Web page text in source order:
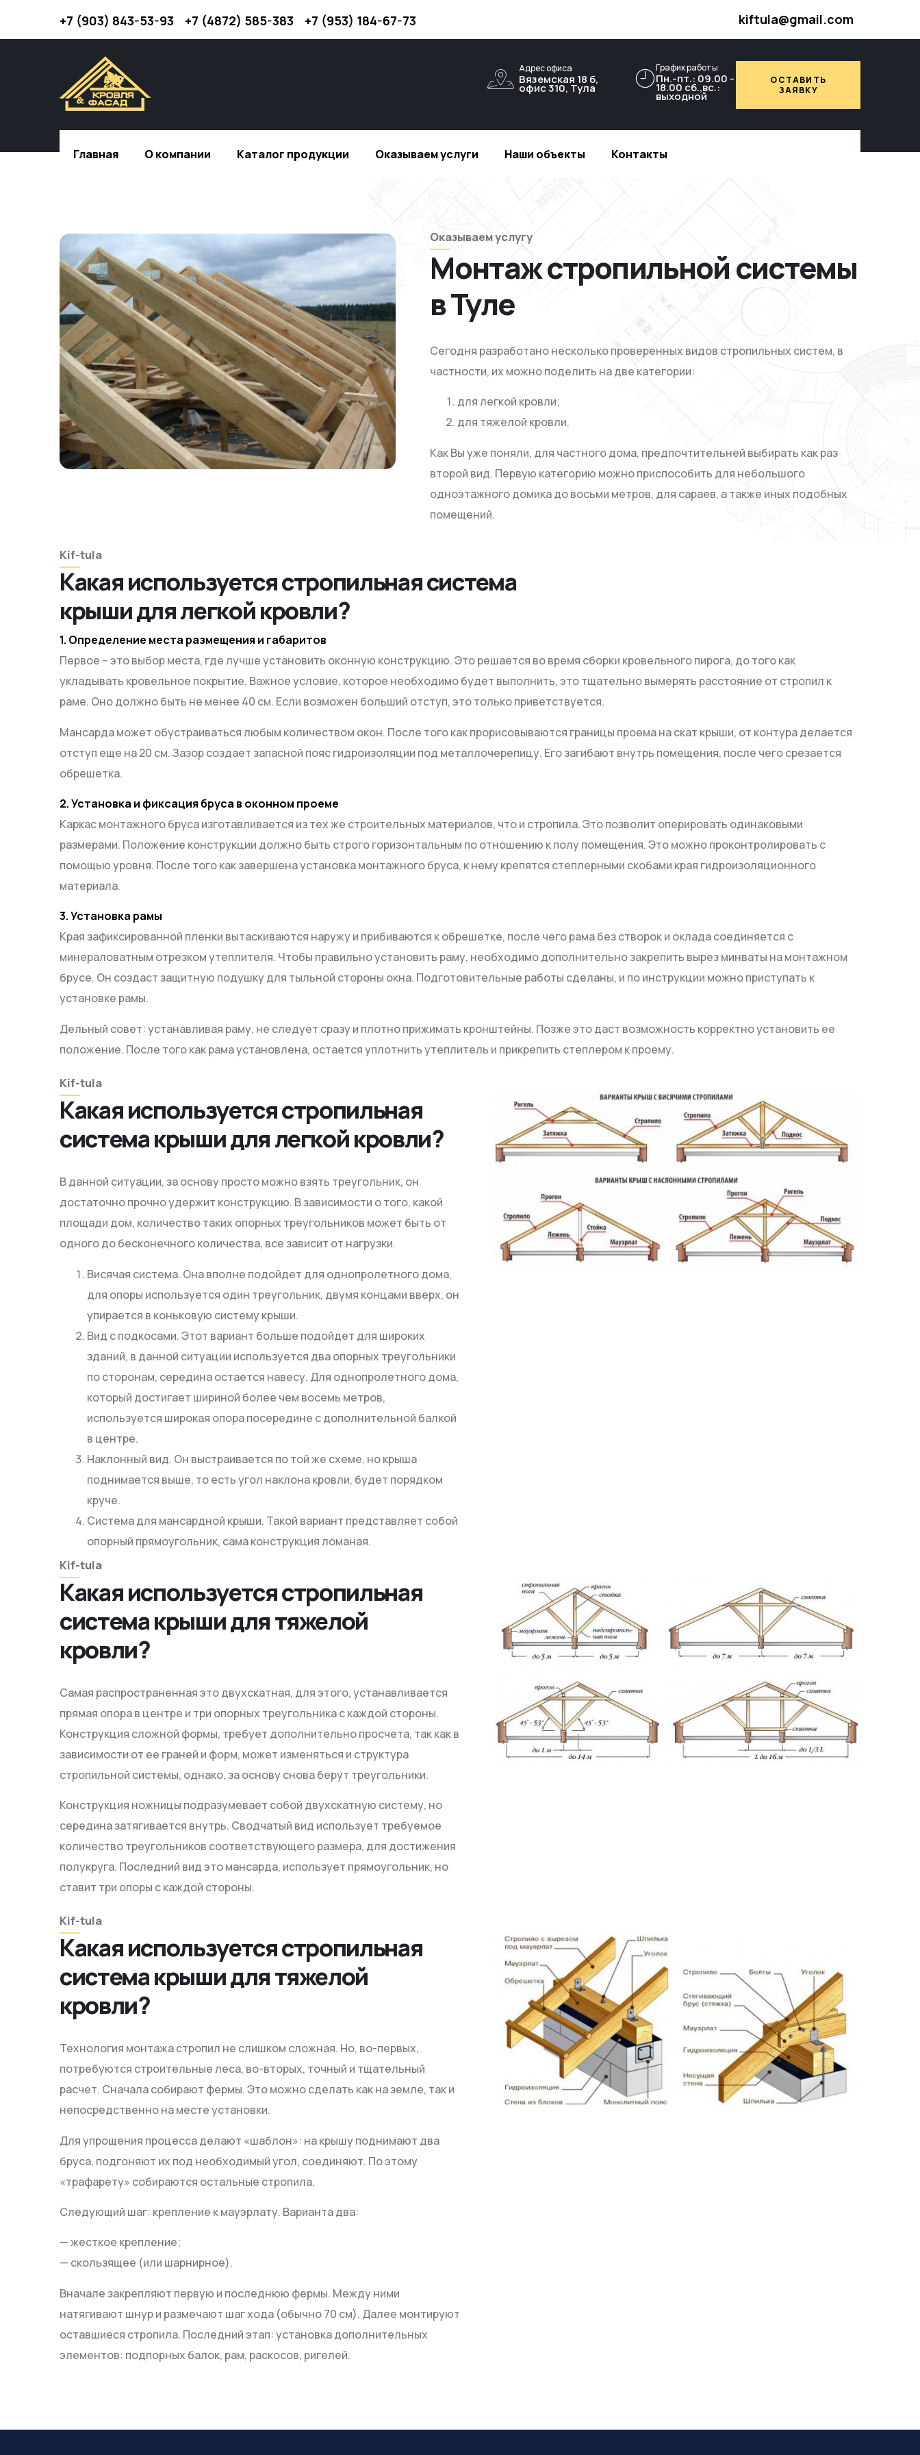
+7 (903) 843-53-93 +7 (4872) 585-383 +7 (953) 184-67-73 kiftula@gmail.com
Адрес офиса
Вяземская 18 б,
офис 310, Тула
График работы
Пн.-пт.: 09.00 -
18.00 сб.,вс.:
выходной
ОСТАВИТЬ
ЗАЯВКУ
Главная О компании Каталог продукции Оказываем услуги Наши объекты Контакты
Оказываем услугу
Монтаж стропильной системы
в Туле
Сегодня разработано несколько проверенных видов стропильных систем, в
частности, их можно поделить на две категории:
для легкой кровли;
для тяжелой кровли.
Как Вы уже поняли, для частного дома, предпочтительней выбирать как раз
второй вид. Первую категорию можно приспособить для небольшого
одноэтажного домика до восьми метров, для сараев, а также иных подобных
помещений.
Kif-tula
Какая используется стропильная система
крыши для легкой кровли?
1. Определение места размещения и габаритов
Первое – это выбор места, где лучше установить оконную конструкцию. Это решается во время сборки кровельного пирога, до того как
укладывать кровельное покрытие. Важное условие, которое необходимо будет выполнить, это тщательно вымерять расстояние от стропил к
раме. Оно должно быть не менее 40 см. Если возможен больший отступ, это только приветствуется.
Мансарда может обустраиваться любым количеством окон. После того как прорисовываются границы проема на скат крыши, от контура делается
отступ еще на 20 см. Зазор создает запасной пояс гидроизоляции под металлочерепицу. Его загибают внутрь помещения, после чего срезается
обрешетка.
2. Установка и фиксация бруса в оконном проеме
Каркас монтажного бруса изготавливается из тех же строительных материалов, что и стропила. Это позволит оперировать одинаковыми
размерами. Положение конструкции должно быть строго горизонтальным по отношению к полу помещения. Это можно проконтролировать с
помощью уровня. После того как завершена установка монтажного бруса, к нему крепятся степлерными скобами края гидроизоляционного
материала.
3. Установка рамы
Края зафиксированной пленки вытаскиваются наружу и прибиваются к обрешетке, после чего рама без створок и оклада соединяется с
минераловатным отрезком утеплителя. Чтобы правильно установить раму, необходимо дополнительно закрепить вырез минваты на монтажном
брусе. Он создаст защитную подушку для тыльной стороны окна. Подготовительные работы сделаны, и по инструкции можно приступать к
установке рамы.
Дельный совет: устанавливая раму, не следует сразу и плотно прижимать кронштейны. Позже это даст возможность корректно установить ее
положение. После того как рама установлена, остается уплотнить утеплитель и прикрепить степлером к проему.
Kif-tula
Какая используется стропильная
система крыши для легкой кровли?
В данной ситуации, за основу просто можно взять треугольник, он
достаточно прочно удержит конструкцию. В зависимости о того, какой
площади дом, количество таких опорных треугольников может быть от
одного до бесконечного количества, все зависит от нагрузки.
Висячая система. Она вполне подойдет для однопролетного дома,
для опоры используется один треугольник, двумя концами вверх, он
упирается в коньковую систему крыши.
Вид с подкосами. Этот вариант больше подойдет для широких
зданий, в данной ситуации используется два опорных треугольники
по сторонам, середина остается навесу. Для однопролетного дома,
который достигает шириной более чем восемь метров,
используется широкая опора посередине с дополнительной балкой
в центре.
Наклонный вид. Он выстраивается по той же схеме, но крыша
поднимается выше, то есть угол наклона кровли, будет порядком
круче.
Система для мансардной крыши. Такой вариант представляет собой
опорный прямоугольник, сама конструкция ломаная.
Kif-tula
Какая используется стропильная
система крыши для тяжелой
кровли?
Самая распространенная это двухскатная, для этого, устанавливается
прямая опора в центре и три опорных треугольника с каждой стороны.
Конструкция сложной формы, требует дополнительно просчета, так как в
зависимости от ее граней и форм, может изменяться и структура
стропильной системы, однако, за основу снова берут треугольники.
Конструкция ножницы подразумевает собой двухскатную систему, но
середина затягивается внутрь. Сводчатый вид использует требуемое
количество треугольников соответствующего размера, для достижения
полукруга. Последний вид это мансарда, использует прямоугольник, но
ставит три опоры с каждой стороны.
Kif-tula
Какая используется стропильная
система крыши для тяжелой
кровли?
Технология монтажа стропил не слишком сложная. Но, во-первых,
потребуются строительные леса, во-вторых, точный и тщательный
расчет. Сначала собирают фермы. Это можно сделать как на земле, так и
непосредственно на месте установки.
Для упрощения процесса делают «шаблон»: на крышу поднимают два
бруса, подгоняют их под необходимый угол, соединяют. По этому
«трафарету» собираются остальные стропила.
Следующий шаг: крепление к мауэрлату. Варианта два:
— жесткое крепление;
— скользящее (или шарнирное).
Вначале закрепляют первую и последнюю фермы. Между ними
натягивают шнур и размечают шаг хода (обычно 70 см). Далее монтируют
оставшиеся стропила. Последний этап: установка дополнительных
элементов: подпорных балок, рам, раскосов, ригелей.